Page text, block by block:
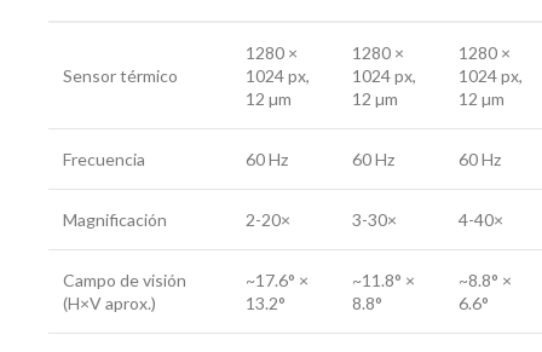
Sensor térmico
1280 ×
1024 px,
12 µm
1280 ×
1024 px,
12 µm
1280 ×
1024 px,
12 µm
Frecuencia 60 Hz 60 Hz 60 Hz
Magnificación 2-20× 3-30× 4-40×
Campo de visión
(H×V aprox.)
~17.6° ×
13.2°
~11.8° ×
8.8°
~8.8° ×
6.6°